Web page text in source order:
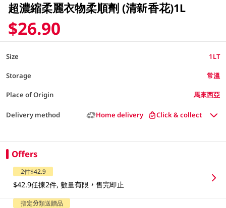
超濃縮柔麗衣物柔順劑 (清新香花)1L
$26.90
Size 1LT
Storage 常溫
Place of Origin 馬來西亞
Delivery method Home delivery Click & collect
Offers
2件$42.9
$42.9任揀2件, 數量有限，售完即止
指定分類送贈品